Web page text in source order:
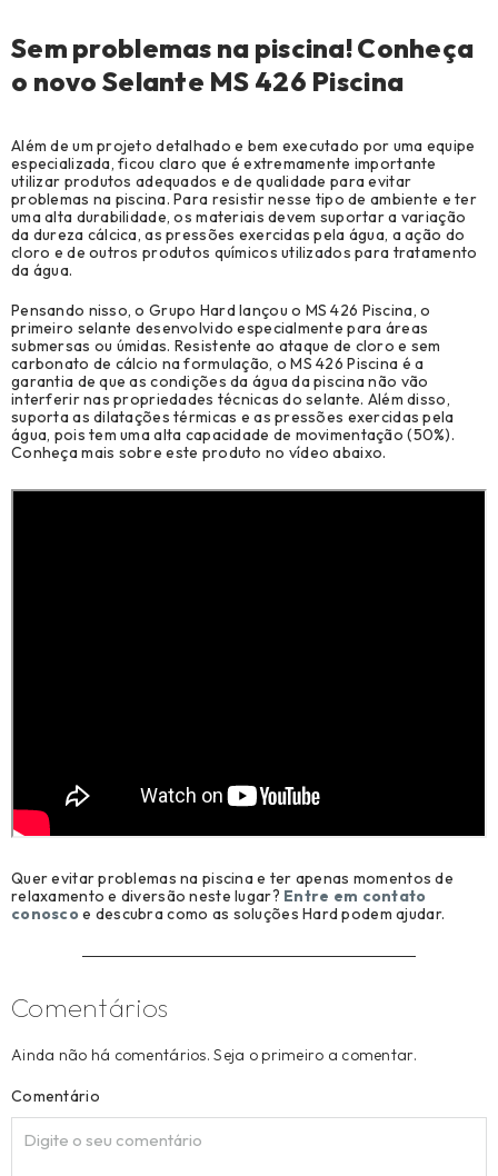
Sem problemas na piscina! Conheça
o novo Selante MS 426 Piscina
Além de um projeto detalhado e bem executado por uma equipe
especializada, ficou claro que é extremamente importante
utilizar produtos adequados e de qualidade para evitar
problemas na piscina. Para resistir nesse tipo de ambiente e ter
uma alta durabilidade, os materiais devem suportar a variação
da dureza cálcica, as pressões exercidas pela água, a ação do
cloro e de outros produtos químicos utilizados para tratamento
da água.
Pensando nisso, o Grupo Hard lançou o MS 426 Piscina, o
primeiro selante desenvolvido especialmente para áreas
submersas ou úmidas. Resistente ao ataque de cloro e sem
carbonato de cálcio na formulação, o MS 426 Piscina é a
garantia de que as condições da água da piscina não vão
interferir nas propriedades técnicas do selante. Além disso,
suporta as dilatações térmicas e as pressões exercidas pela
água, pois tem uma alta capacidade de movimentação (50%).
Conheça mais sobre este produto no vídeo abaixo.
Quer evitar problemas na piscina e ter apenas momentos de
relaxamento e diversão neste lugar? Entre em contato
conoscoe descubra como as soluções Hard podem ajudar.
Comentários
Ainda não há comentários. Seja o primeiro a comentar.
Comentário